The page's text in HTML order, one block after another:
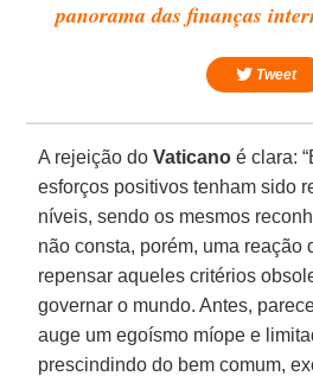
panorama das finanças
Tweet
A rejeição doVaticano é clara:
esforços positivos tenham sido
níveis, sendo os mesmos
não consta, porém, uma reação
repensar aqueles critérios
governar o mundo. Antes,
auge um egoísmo míope e
prescindindo do bem comum,